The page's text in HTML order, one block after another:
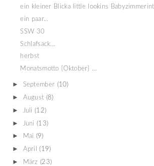
ein kleiner Blicka little lookins
ein paar...
SSW 30
Schlafsack...
herbst
Monatsmotto {Oktober} ...
► September (10)
► August (8)
► Juli (12)
► Juni (13)
► Mai (9)
► April (19)
► März (23)